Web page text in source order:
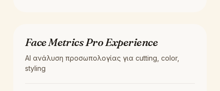
AI HAIR ANALYSIS
Face Metrics Pro Experience
AI ανάλυση προσωπολογίας για cutting, color,
styling